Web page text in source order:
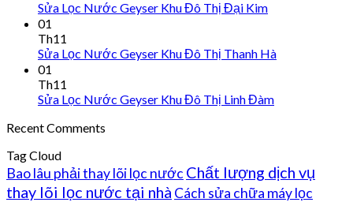
Sửa Lọc Nước Geyser Khu Đô Thị Đại Kim
01
Th11
Sửa Lọc Nước Geyser Khu Đô Thị Thanh Hà
01
Th11
Sửa Lọc Nước Geyser Khu Đô Thị Linh Đàm
Recent Comments
Tag Cloud
Bao lâu phải thay lõi lọc nước Chất lượng dịch vụ
thay lõi lọc nước tại nhà Cách sửa chữa máy lọc